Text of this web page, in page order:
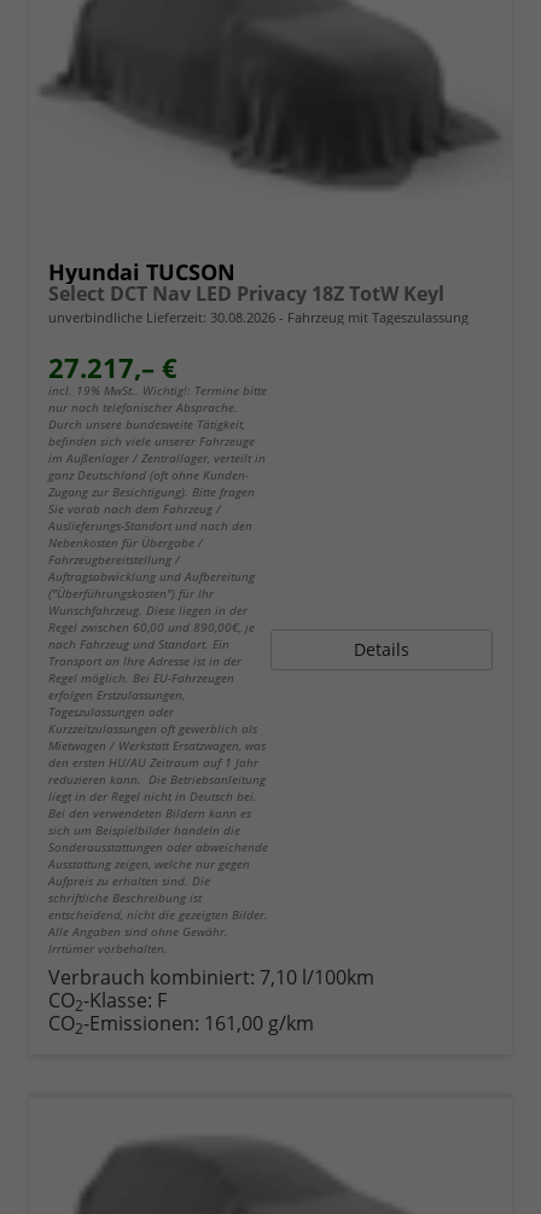
Hyundai TUCSON
Select DCT Nav LED Privacy 18Z TotW Keyl
unverbindliche Lieferzeit: 30.08.2026 Fahrzeug mit Tageszulassung
27.217,– €
incl. 19% MwSt.. Wichtig!: Termine bitte
nur nach telefonischer Absprache.
Durch unsere bundesweite Tätigkeit,
befinden sich viele unserer Fahrzeuge
im Außenlager / Zentrallager, verteilt in
ganz Deutschland (oft ohne Kunden-
Zugang zur Besichtigung). Bitte fragen
Sie vorab nach dem Fahrzeug /
Auslieferungs-Standort und nach den
Nebenkosten für Übergabe /
Fahrzeugbereitstellung /
Auftragsabwicklung und Aufbereitung
("Überführungskosten") für Ihr
Wunschfahrzeug. Diese liegen in der
Regel zwischen 60,00 und 890,00€, je
nach Fahrzeug und Standort. Ein
Transport an Ihre Adresse ist in der
Regel möglich. Bei EU-Fahrzeugen
erfolgen Erstzulassungen,
Tageszulassungen oder
Kurzzeitzulassungen oft gewerblich als
Mietwagen / Werkstatt Ersatzwagen, was
den ersten HU/AU Zeitraum auf 1 Jahr
reduzieren kann. Die Betriebsanleitung
liegt in der Regel nicht in Deutsch bei.
Bei den verwendeten Bildern kann es
sich um Beispielbilder handeln die
Sonderausstattungen oder abweichende
Ausstattung zeigen, welche nur gegen
Aufpreis zu erhalten sind. Die
schriftliche Beschreibung ist
entscheidend, nicht die gezeigten Bilder.
Alle Angaben sind ohne Gewähr.
Irrtümer vorbehalten.
Details
Verbrauch kombiniert: 7,10 l/100km
CO2-Klasse: F
CO2-Emissionen: 161,00 g/km